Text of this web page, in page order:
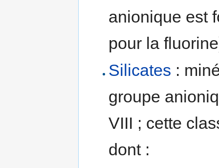
anionique est
pour la
Silicates :
groupe
VIII ; cette
dont :